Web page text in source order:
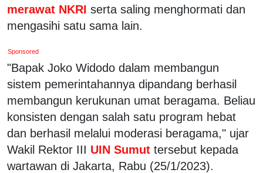
merawat NKRI serta saling menghormati dan
mengasihi satu sama lain.
Sponsored
"Bapak Joko Widodo dalam membangun
sistem pemerintahannya dipandang berhasil
membangun kerukunan umat beragama. Beliau
konsisten dengan salah satu program hebat
dan berhasil melalui moderasi beragama," ujar
Wakil Rektor III UIN Sumut tersebut kepada
wartawan di Jakarta, Rabu (25/1/2023).